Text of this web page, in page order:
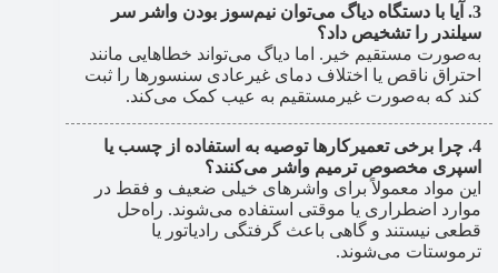
آیا با دستگاه دیاگ می‌توان نیم‌سوز بودن واشر سر
سیلندر را تشخیص داد؟
به‌صورت مستقیم خیر. اما دیاگ می‌تواند خطاهایی مانند
احتراق ناقص یا اختلاف دمای غیرعادی سنسورها را ثبت
کند که به‌صورت غیرمستقیم به عیب کمک می‌کند.
چرا برخی تعمیرکارها توصیه به استفاده از چسب یا
اسپری مخصوص ترمیم واشر می‌کنند؟
این مواد معمولاً برای واشرهای خیلی ضعیف و فقط در
موارد اضطراری یا موقتی استفاده می‌شوند. راه‌حل
قطعی نیستند و گاهی باعث گرفتگی رادیاتور یا
ترموستات می‌شوند.